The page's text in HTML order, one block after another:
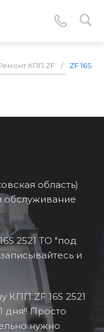
КПП ZF / ZF 16S
область)
обслуживание
2521 TO "под
и
ZF 16S 2521
дня!! Просто
нужно